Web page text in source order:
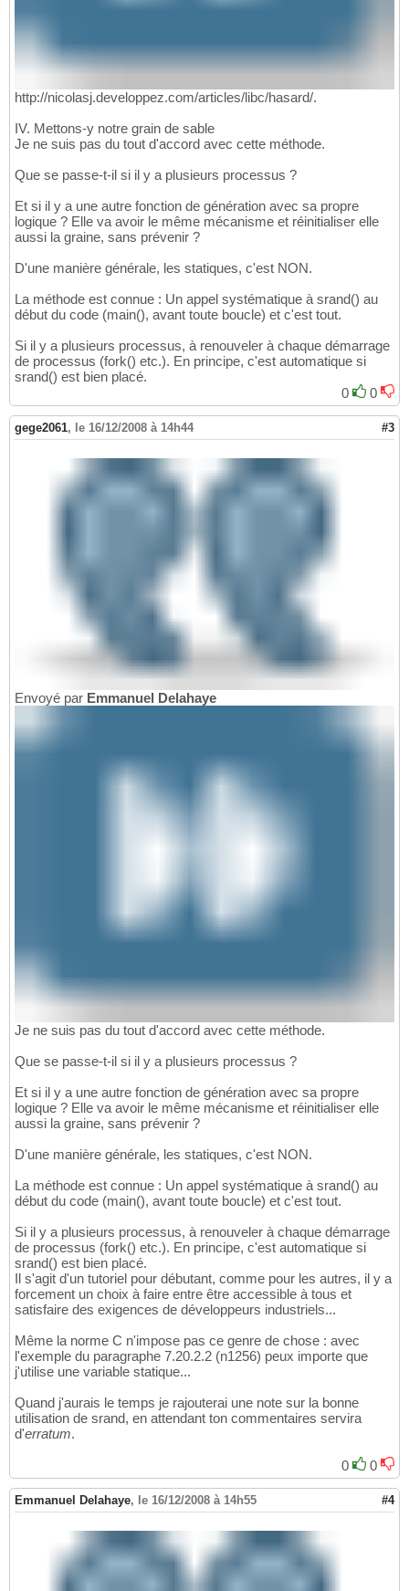
http://nicolasj.developpez.com/articles/libc/hasard/.
IV. Mettons-y notre grain de sable
Je ne suis pas du tout d'accord avec cette méthode.
Que se passe-t-il si il y a plusieurs processus ?
Et si il y a une autre fonction de génération avec sa propre
logique ? Elle va avoir le même mécanisme et réinitialiser elle
aussi la graine, sans prévenir ?
D'une manière générale, les statiques, c'est NON.
La méthode est connue : Un appel systématique à srand() au
début du code (main(), avant toute boucle) et c'est tout.
Si il y a plusieurs processus, à renouveler à chaque démarrage
de processus (fork() etc.). En principe, c'est automatique si
srand() est bien placé.
0
0
gege2061, le 16/12/2008 à 14h44 #3
Envoyé par Emmanuel Delahaye
Je ne suis pas du tout d'accord avec cette méthode.
Que se passe-t-il si il y a plusieurs processus ?
Et si il y a une autre fonction de génération avec sa propre
logique ? Elle va avoir le même mécanisme et réinitialiser elle
aussi la graine, sans prévenir ?
D'une manière générale, les statiques, c'est NON.
La méthode est connue : Un appel systématique à srand() au
début du code (main(), avant toute boucle) et c'est tout.
Si il y a plusieurs processus, à renouveler à chaque démarrage
de processus (fork() etc.). En principe, c'est automatique si
srand() est bien placé.
Il s'agit d'un tutoriel pour débutant, comme pour les autres, il y a
forcement un choix à faire entre être accessible à tous et
satisfaire des exigences de développeurs industriels...
Même la norme C n'impose pas ce genre de chose : avec
l'exemple du paragraphe 7.20.2.2 (n1256) peux importe que
j'utilise une variable statique...
Quand j'aurais le temps je rajouterai une note sur la bonne
utilisation de srand, en attendant ton commentaires servira
d'erratum.
0 0
Emmanuel Delahaye, le 16/12/2008 à 14h55 #4